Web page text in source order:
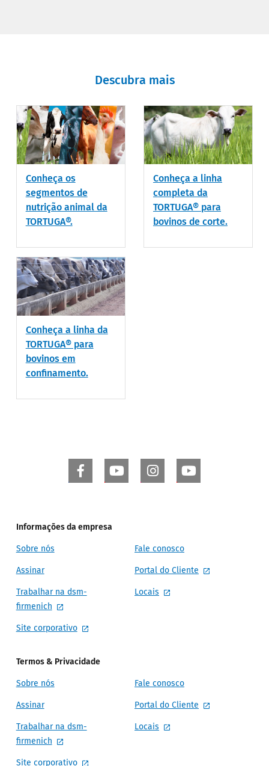
Descubra mais
Conheça os
segmentos de
nutrição animal da
TORTUGA®.
Conheça a linha
completa da
TORTUGA® para
bovinos de corte.
Conheça a linha da
TORTUGA® para
bovinos em
confinamento.
Informações da empresa
Sobre nós Fale conosco
Assinar Portal do Cliente
Trabalhar na dsm-
firmenich
Locais
Site corporativo
Termos & Privacidade
Sobre nós Fale conosco
Assinar Portal do Cliente
Trabalhar na dsm-
firmenich
Locais
Site corporativo